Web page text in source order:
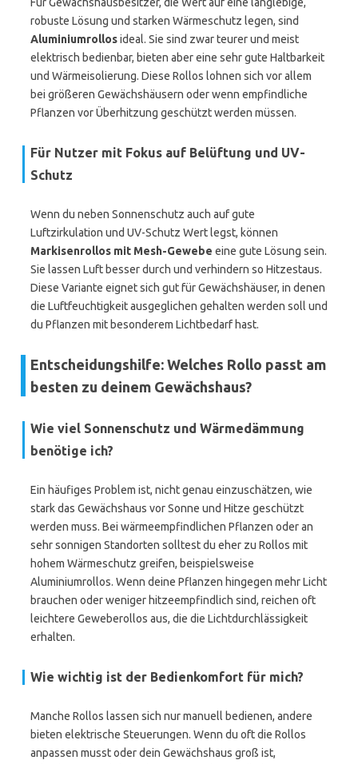
robuste Lösung und starken Wärmeschutz legen, sind
Aluminiumrollosideal. Sie sind zwar teurer und meist
elektrisch bedienbar, bieten aber eine sehr gute Haltbarkeit
und Wärmeisolierung. Diese Rollos lohnen sich vor allem
bei größeren Gewächshäusern oder wenn empfindliche
Pflanzen vor Überhitzung geschützt werden müssen.
Für Nutzer mit Fokus auf Belüftung und UV-
Schutz
Wenn du neben Sonnenschutz auch auf gute
Luftzirkulation und UV-Schutz Wert legst, können
Markisenrollos mit Mesh-Gewebe eine gute Lösung sein.
Sie lassen Luft besser durch und verhindern so Hitzestaus.
Diese Variante eignet sich gut für Gewächshäuser, in denen
die Luftfeuchtigkeit ausgeglichen gehalten werden soll und
du Pflanzen mit besonderem Lichtbedarf hast.
Entscheidungshilfe: Welches Rollo passt am
besten zu deinem Gewächshaus?
Wie viel Sonnenschutz und Wärmedämmung
benötige ich?
Ein häufiges Problem ist, nicht genau einzuschätzen, wie
stark das Gewächshaus vor Sonne und Hitze geschützt
werden muss. Bei wärmeempfindlichen Pflanzen oder an
sehr sonnigen Standorten solltest du eher zu Rollos mit
hohem Wärmeschutz greifen, beispielsweise
Aluminiumrollos. Wenn deine Pflanzen hingegen mehr Licht
brauchen oder weniger hitzeempfindlich sind, reichen oft
leichtere Geweberollos aus, die die Lichtdurchlässigkeit
erhalten.
Wie wichtig ist der Bedienkomfort für mich?
Manche Rollos lassen sich nur manuell bedienen, andere
bieten elektrische Steuerungen. Wenn du oft die Rollos
anpassen musst oder dein Gewächshaus groß ist,